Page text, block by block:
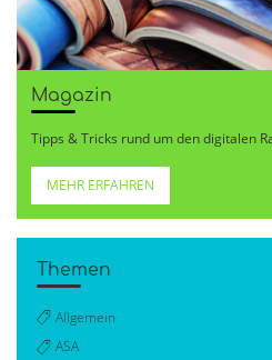
Magazin
Tipps & Tricks rund um den digitalen
MEHR ERFAHREN
Themen
Allgemein
ASA